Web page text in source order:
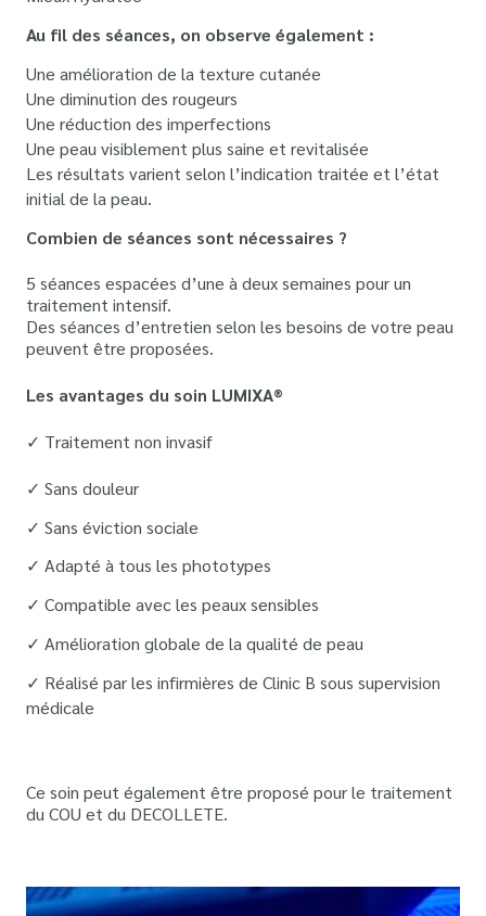
Au fil des séances, on observe également :
Une amélioration de la texture cutanée
Une diminution des rougeurs
Une réduction des imperfections
Une peau visiblement plus saine et revitalisée
Les résultats varient selon l’indication traitée et l’état
initial de la peau.
Combien de séances sont nécessaires ?
5 séances espacées d’une à deux semaines pour un
traitement intensif.
Des séances d’entretien selon les besoins de votre peau
peuvent être proposées.
Les avantages du soin LUMIXA®
✓ Traitement non invasif
✓ Sans douleur
✓ Sans éviction sociale
✓ Adapté à tous les phototypes
✓ Compatible avec les peaux sensibles
✓ Amélioration globale de la qualité de peau
✓ Réalisé par les infirmières de Clinic B sous supervision
médicale
Ce soin peut également être proposé pour le traitement
du COU et du DECOLLETE.